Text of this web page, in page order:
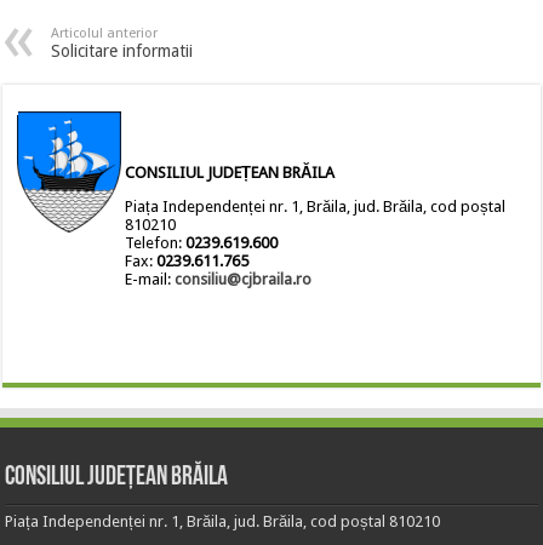
Articolul anterior
Solicitare informatii
CONSILIUL JUDEȚEAN BRĂILA
Piața Independenței nr. 1, Brăila, jud. Brăila, cod poștal
810210
Telefon:0239.619.600
Fax:0239.611.765
E-mail:consiliu@cjbraila.ro
Consiliul Județean Brăila
Piața Independenței nr. 1, Brăila, jud. Brăila, cod poștal 810210